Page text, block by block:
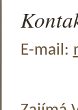
E-mail: